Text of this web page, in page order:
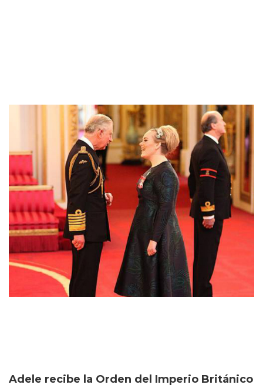
Adele recibe la Orden del Imperio Británico